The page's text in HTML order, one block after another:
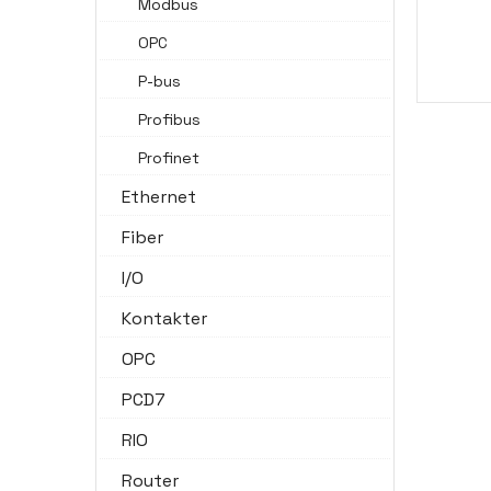
Modbus
OPC
P-bus
Profibus
Profinet
Ethernet
Fiber
I/O
Kontakter
OPC
PCD7
RIO
Router